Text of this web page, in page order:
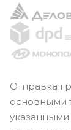
Отправка
основными